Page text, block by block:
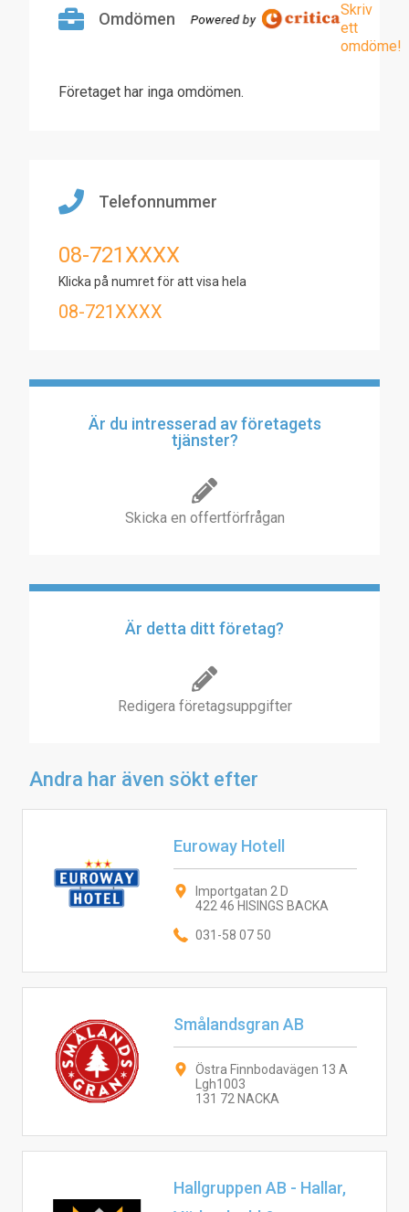
Omdömen
Skriv
ett
omdöme!
Företaget har inga omdömen.
Telefonnummer
08-721XXXX
Klicka på numret för att visa hela
08-721XXXX
Är du intresserad av företagets
tjänster?
Skicka en offertförfrågan
Är detta ditt företag?
Redigera företagsuppgifter
Andra har även sökt efter
Euroway Hotell
Importgatan 2 D
422 46 HISINGS BACKA
031-58 07 50
Smålandsgran AB
Östra Finnbodavägen 13 A
Lgh1003
131 72 NACKA
Hallgruppen AB - Hallar,